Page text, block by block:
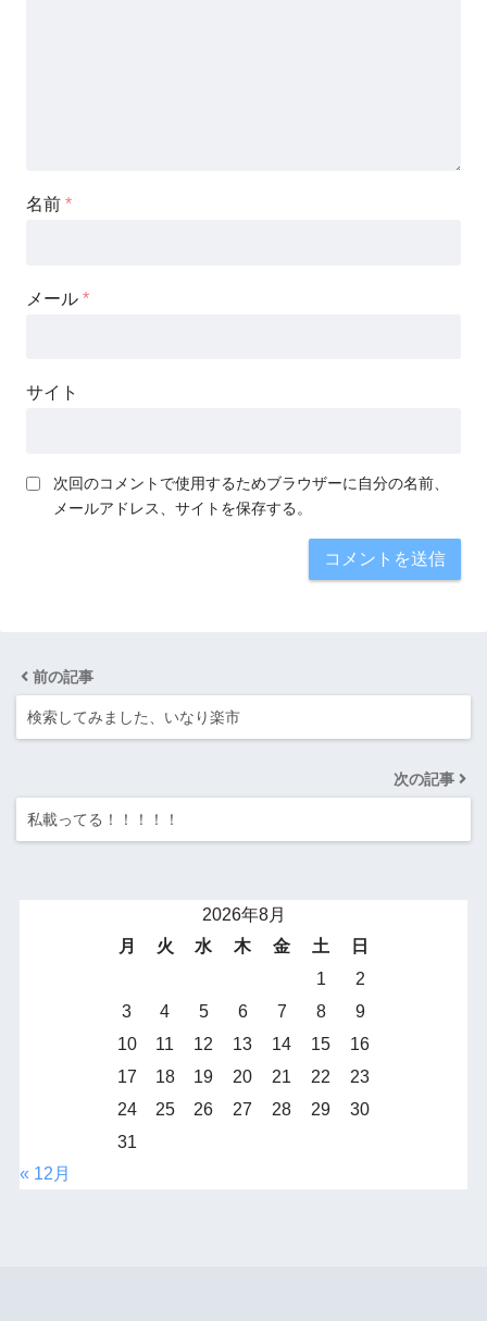
名前 *
メール *
サイト
次回のコメントで使用するためブラウザーに自分の名前、
メールアドレス、サイトを保存する。
前の記事
検索してみました、いなり楽市
次の記事
私載ってる！！！！！
2026年8月
月
火 水 木 金 土
日
1
2
3
4 5 6 7 8
9
10
11 12 13 14 15
16
17
18 19 20 21 22
23
24
25 26 27 28 29
30
31
« 12月